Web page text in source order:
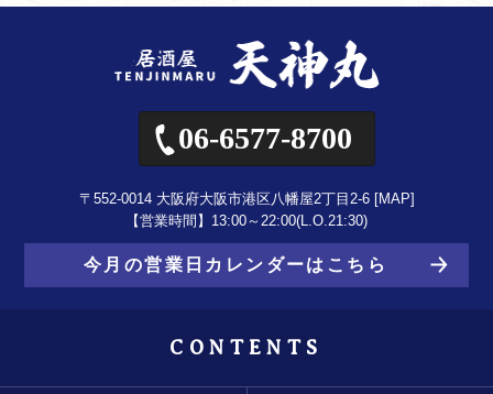
06-6577-8700
〒552-0014 大阪府大阪市港区八幡屋2丁目2-6 [MAP]
【営業時間】13:00～22:00(L.O.21:30)
今月の営業日カレンダーはこちら
CONTENTS